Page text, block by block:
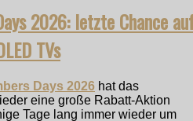
2026: letzte Chance
TVs
Days 2026 hat das
eine große Rabatt-Aktion
Tage lang immer wieder um